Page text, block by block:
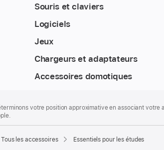
Souris et claviers
Logiciels
Jeux
Chargeurs et adaptateurs
Accessoires domotiques
votre position approximative en associant
Tous les accessoires Essentiels pour les études